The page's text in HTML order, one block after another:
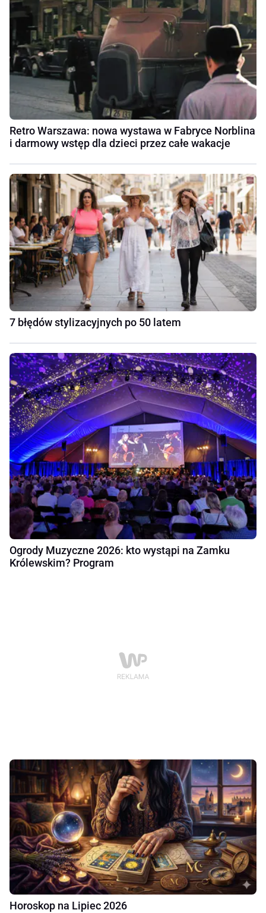
Retro Warszawa: nowa wystawa w Fabryce Norblina
i darmowy wstęp dla dzieci przez całe wakacje
7 błędów stylizacyjnych po 50 latem
Ogrody Muzyczne 2026: kto wystąpi na Zamku
Królewskim? Program
Horoskop na Lipiec 2026